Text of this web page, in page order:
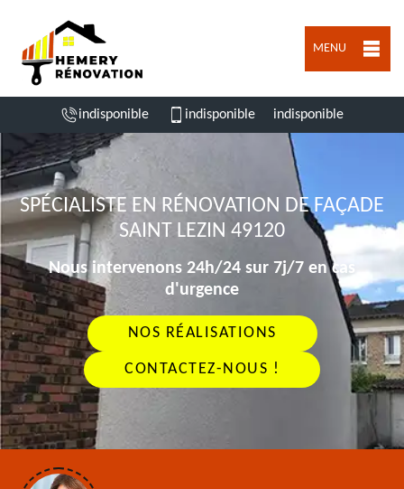
MENU
indisponible indisponible indisponible
SPÉCIALISTE EN RÉNOVATION DE FAÇADE
SAINT LEZIN 49120
Nous intervenons 24h/24 sur 7j/7 en cas
d'urgence
NOS RÉALISATIONS
CONTACTEZ-NOUS !